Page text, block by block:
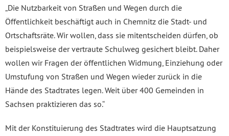
„Die Nutzbarkeit von Straßen und Wegen durch die
Öffentlichkeit beschäftigt auch in Chemnitz die Stadt- und
Ortschaftsräte. Wir wollen, dass sie mitentscheiden dürfen, ob
beispielsweise der vertraute Schulweg gesichert bleibt. Daher
wollen wir Fragen der öffentlichen Widmung, Einziehung oder
Umstufung von Straßen und Wegen wieder zurück in die
Hände des Stadtrates legen. Weit über 400 Gemeinden in
Sachsen praktizieren das so.“
Mit der Konstituierung des Stadtrates wird die Hauptsatzung